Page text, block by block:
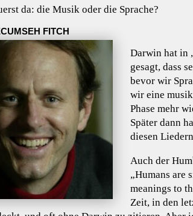
da: die Musik oder die Sprache?
FITCH
Darwin hat in
gesagt, dass
bevor wir
wir eine
Phase mehr
Später dann
diesen
Auch der
„Humans are
meanings to
Zeit, in den